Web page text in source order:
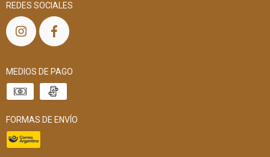
REDES SOCIALES
MEDIOS DE PAGO
FORMAS DE ENVÍO